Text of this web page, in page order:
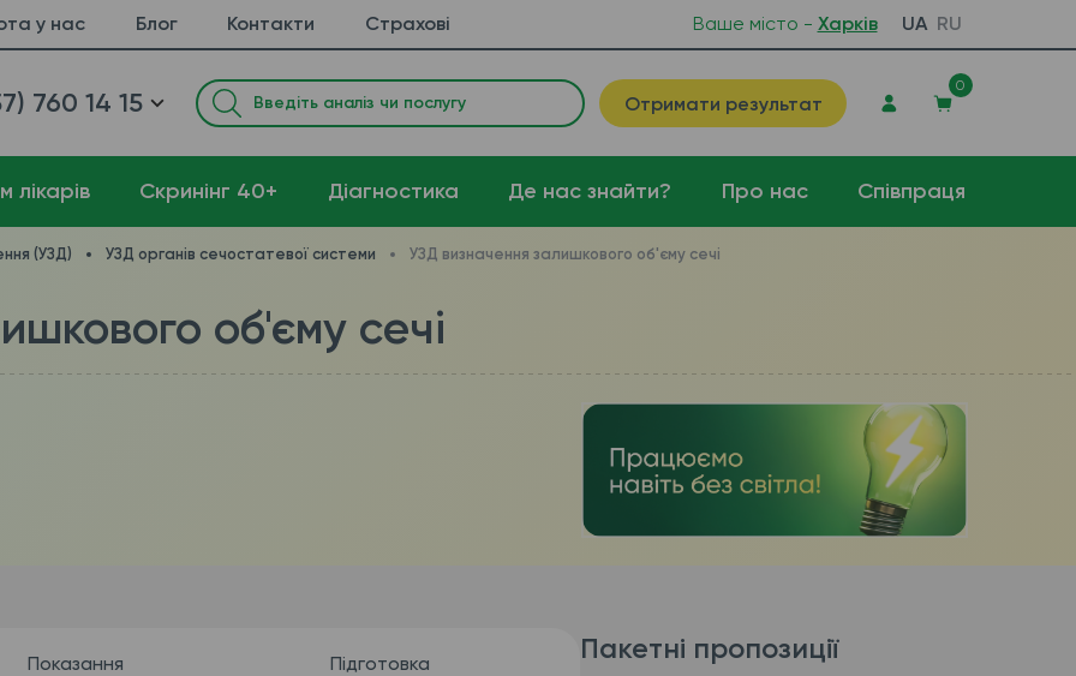
у нас Блог Контакти Страхові Ваше місто - Харків UA RU
760 14 15 Отримати результат
0
лікарів Cкринінг 40+ Діагностика Де нас знайти? Про нас Співпраця
(УЗД) УЗД органів сечостатевої системи УЗД визначення залишкового об'єму сечі
об'єму сечі
Показання Підготовка Пакетні пропозиції